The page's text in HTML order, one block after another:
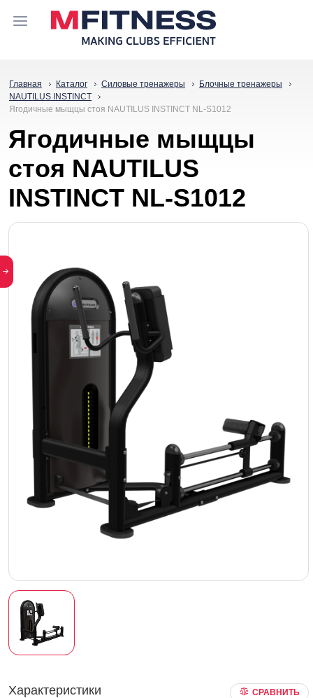
Главная Каталог Силовые тренажеры
Блочные тренажеры
NAUTILUS INSTINCT
Ягодичные мыщцы стоя NAUTILUS INSTINCT NL-S1012
Ягодичные мыщцы
стоя NAUTILUS
INSTINCT NL-S1012
Характеристики СРАВНИТЬ